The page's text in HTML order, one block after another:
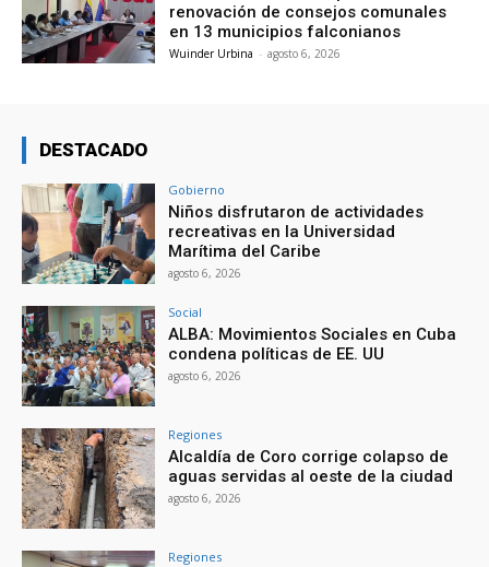
renovación de consejos comunales
en 13 municipios falconianos
Wuinder Urbina - agosto 6, 2026
DESTACADO
Gobierno
Niños disfrutaron de actividades
recreativas en la Universidad
Marítima del Caribe
agosto 6, 2026
Social
ALBA: Movimientos Sociales en Cuba
condena políticas de EE. UU
agosto 6, 2026
Regiones
Alcaldía de Coro corrige colapso de
aguas servidas al oeste de la ciudad
agosto 6, 2026
Regiones